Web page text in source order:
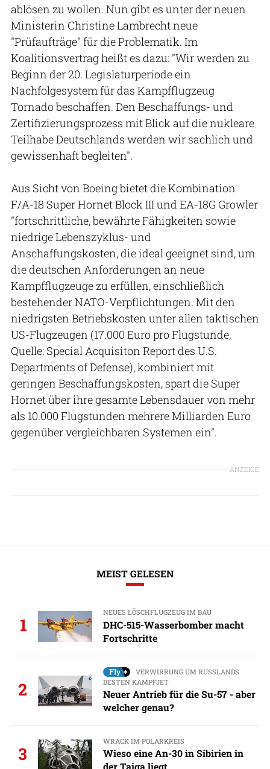
ablösen zu wollen. Nun gibt es unter der neuen
Ministerin Christine Lambrecht neue
"Prüfaufträge" für die Problematik. Im
Koalitionsvertrag heißt es dazu: "Wir werden zu
Beginn der 20. Legislaturperiode ein
Nachfolgesystem für das Kampfflugzeug
Tornado beschaffen. Den Beschaffungs- und
Zertifizierungsprozess mit Blick auf die nukleare
Teilhabe Deutschlands werden wir sachlich und
gewissenhaft begleiten".
Aus Sicht von Boeing bietet die Kombination
F/A-18 Super Hornet Block III und EA-18G Growler
"fortschrittliche, bewährte Fähigkeiten sowie
niedrige Lebenszyklus- und
Anschaffungskosten, die ideal geeignet sind, um
die deutschen Anforderungen an neue
Kampfflugzeuge zu erfüllen, einschließlich
bestehender NATO-Verpflichtungen. Mit den
niedrigsten Betriebskosten unter allen taktischen
US-Flugzeugen (17.000 Euro pro Flugstunde,
Quelle: Special Acquisiton Report des U.S.
Departments of Defense), kombiniert mit
geringen Beschaffungskosten, spart die Super
Hornet über ihre gesamte Lebensdauer von mehr
als 10.000 Flugstunden mehrere Milliarden Euro
gegenüber vergleichbaren Systemen ein".
ANZEIGE
MEIST GELESEN
1
NEUES LÖSCHFLUGZEUG IM BAU
DHC-515-Wasserbomber macht
Fortschritte
2
VERWIRRUNG UM RUSSLANDS
BESTEN KAMPFJET
Neuer Antrieb für die Su-57 - aber
welcher genau?
3
WRACK IM POLARKREIS
Wieso eine An-30 in Sibirien in
der Taiga liegt